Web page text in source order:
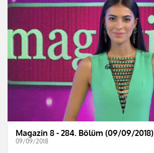
Magazin 8 - 284. Bölüm (09/09/2018)
09/09/2018